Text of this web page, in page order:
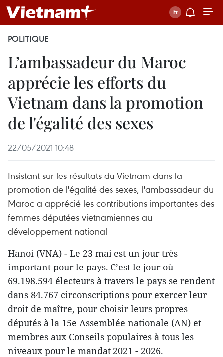
POLITIQUE
L’ambassadeur du Maroc
apprécie les efforts du
Vietnam dans la promotion
de l'égalité des sexes
22/05/2021 10:48
Insistant sur les résultats du Vietnam dans la
promotion de l'égalité des sexes, l'ambassadeur du
Maroc a apprécié les contributions importantes des
femmes députées vietnamiennes au
développement national
Hanoi (VNA) - Le 23 mai est un jour très
important pour le pays. C’est le jour où
69.198.594 électeurs à travers le pays se rendent
dans 84.767 circonscriptions pour exercer leur
droit de maître, pour choisir leurs propres
députés à la 15e Assemblée nationale (AN) et
membres aux Conseils populaires à tous les
niveaux pour le mandat 2021 - 2026.